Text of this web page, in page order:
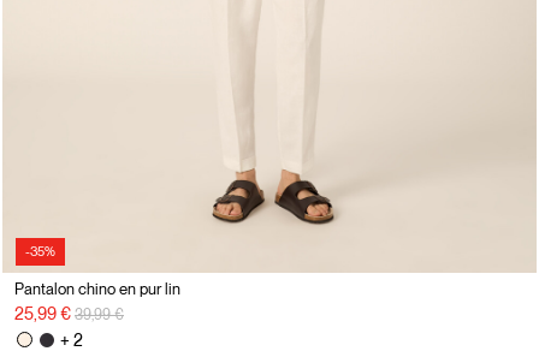
-35%
Pantalon chino en pur lin
25,99 € Prix réduit de
39,99 €à
+ 2